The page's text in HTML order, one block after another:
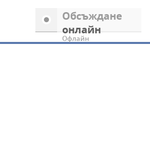
Обсъждане
онлайн
Офлайн